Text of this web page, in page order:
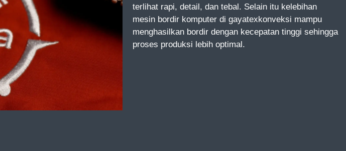
terlihat rapi, detail, dan tebal. Selain itu kelebihan
mesin bordir komputer di gayatexkonveksi mampu
menghasilkan bordir dengan kecepatan tinggi sehingga
proses produksi lebih optimal.